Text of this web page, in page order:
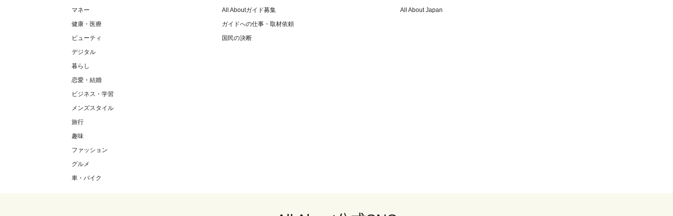
マネー
健康・医療
ビューティ
デジタル
暮らし
恋愛・結婚
ビジネス・学習
メンズスタイル
旅行
趣味
ファッション
グルメ
車・バイク
All Aboutガイド募集
ガイドへの仕事・取材依頼
国民の決断
All About Japan